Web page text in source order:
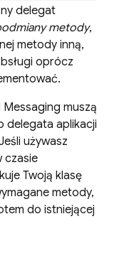
delegat
metody,
metody inną,
oprócz
Messaging muszą
delegata aplikacji
używasz
czasie
Twoją klasę
metody,
do istniejącej